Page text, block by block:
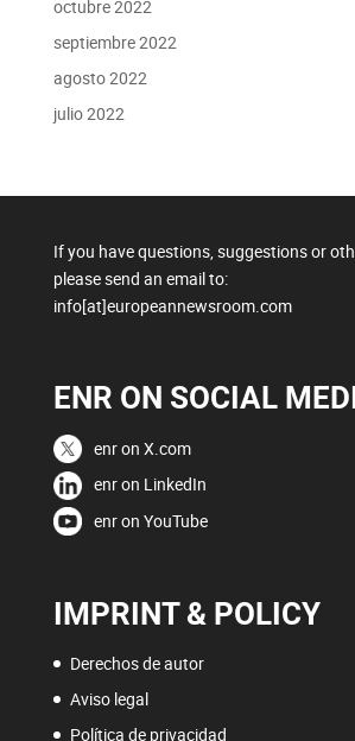
octubre 2022
septiembre 2022
agosto 2022
julio 2022
If you have questions, suggestions or
please send an email to:
info[at]europeannewsroom.com
ENR ON SOCIAL
enr on X.com
enr on LinkedIn
enr on YouTube
IMPRINT & POLICY
Derechos de autor
Aviso legal
Política de privacidad